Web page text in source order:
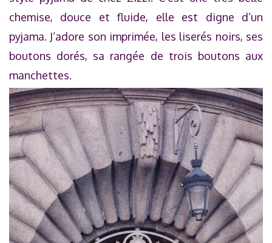
chemise, douce et fluide, elle est digne d’un
pyjama. J’adore son imprimée, les liserés noirs, ses
boutons dorés, sa rangée de trois boutons aux
manchettes.